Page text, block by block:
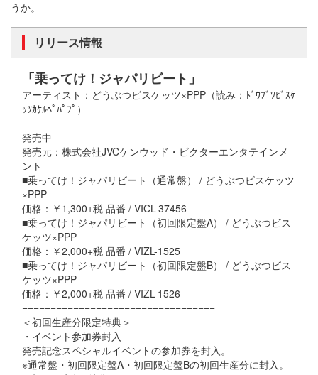
うか。
リリース情報
「乗ってけ！ジャパリビート」
アーティスト：どうぶつビスケッツ×PPP（読み：ﾄﾞｳﾌﾞﾂﾋﾞｽｹ
ｯﾂｶｹﾙﾍﾟﾊﾟﾌﾟ）
発売中
発売元：株式会社JVCケンウッド・ビクターエンタテインメ
ント
■乗ってけ！ジャパリビート（通常盤） / どうぶつビスケッツ
×PPP
価格：￥1,300+税 品番 / VICL-37456
■乗ってけ！ジャパリビート（初回限定盤A） / どうぶつビス
ケッツ×PPP
価格：￥2,000+税 品番 / VIZL-1525
■乗ってけ！ジャパリビート（初回限定盤B） / どうぶつビス
ケッツ×PPP
価格：￥2,000+税 品番 / VIZL-1526
==================================
＜初回生産分限定特典＞
・イベント参加券封入
発売記念スペシャルイベントの参加券を封入。
※通常盤・初回限定盤A・初回限定盤Bの初回生産分に封入。